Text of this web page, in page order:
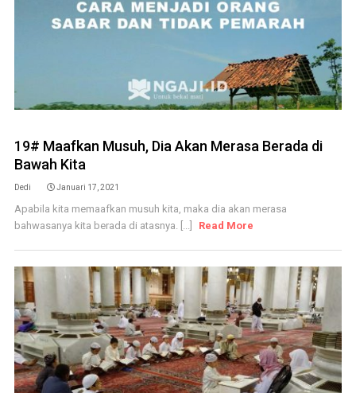
19# Maafkan Musuh, Dia Akan Merasa Berada di
Bawah Kita
Dedi Januari 17, 2021
Apabila kita memaafkan musuh kita, maka dia akan merasa
bahwasanya kita berada di atasnya. [...]
Read More